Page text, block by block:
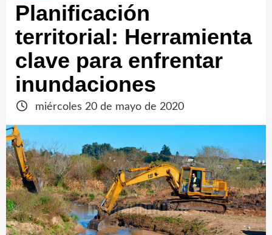
Planificación
territorial: Herramienta
clave para enfrentar
inundaciones
miércoles 20 de mayo de 2020